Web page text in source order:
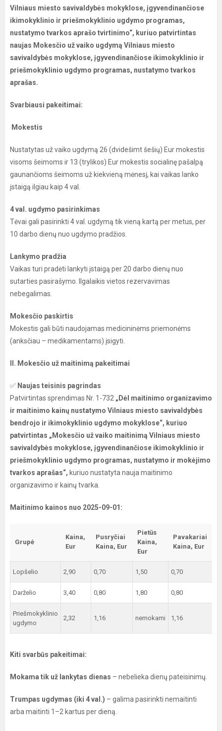
Vilniaus miesto savivaldybės mokyklose, įgyvendinančiose
ikimokyklinio ir priešmokyklinio ugdymo programas,
nustatymo tvarkos aprašo tvirtinimo“, kuriuo patvirtintas
naujas Mokesčio už vaiko ugdymą Vilniaus miesto
savivaldybės mokyklose, įgyvendinančiose ikimokyklinio ir
priešmokyklinio ugdymo programas, nustatymo tvarkos
aprašas.
Svarbiausi pakeitimai:
Mokestis
Nustatytas už vaiko ugdymą 26 (dvidešimt šešių) Eur mokestis
visoms šeimoms ir 13 (trylikos) Eur mokestis socialinę pašalpą
gaunančioms šeimoms už kiekvieną mėnesį, kai vaikas lanko
įstaigą ilgiau kaip 4 val.
4 val. ugdymo pasirinkimas
Tėvai gali pasirinkti 4 val. ugdymą tik vieną kartą per metus, per
10 darbo dienų nuo ugdymo pradžios.
Lankymo pradžia
Vaikas turi pradėti lankyti įstaigą per 20 darbo dienų nuo
sutarties pasirašymo. Ilgalaikis vietos rezervavimas
nebegalimas.
Mokesčio paskirtis
Mokestis gali būti naudojamas medicininėms priemonėms
(anksčiau – medikamentams) įsigyti.
II. Mokesčio už maitinimą pakeitimai
✅ Naujas teisinis pagrindas
Patvirtintas sprendimas Nr. 1-732 „Dėl maitinimo organizavimo
ir maitinimo kainų nustatymo Vilniaus miesto savivaldybės
bendrojo ir ikimokyklinio ugdymo mokyklose“, kuriuo
patvirtintas „Mokesčio už vaiko maitinimą Vilniaus miesto
savivaldybės mokyklose, įgyvendinančiose ikimokyklinio ir
priešmokyklinio ugdymo programas, nustatymo ir mokėjimo
tvarkos aprašas“, kuriuo nustatyta nauja maitinimo
organizavimo ir kainų tvarka.
Maitinimo kainos nuo 2025-09-01:
Grupė
Kaina,
Eur
Pusryčiai
Kaina, Eur
Pietūs
Kaina,
Eur
Pavakariai
Kaina, Eur
Lopšelio 2,90 0,70 1,50 0,70
Darželio 3,40 0,80 1,80 0,80
Priešmokyklinio
ugdymo
2,32 1,16 nemokami 1,16
Kiti svarbūs pakeitimai:
Mokama tik už lankytas dienas – nebelieka dienų pateisinimų.
Trumpas ugdymas (iki 4 val.) – galima pasirinkti nemaitinti
arba maitinti 1–2 kartus per dieną.